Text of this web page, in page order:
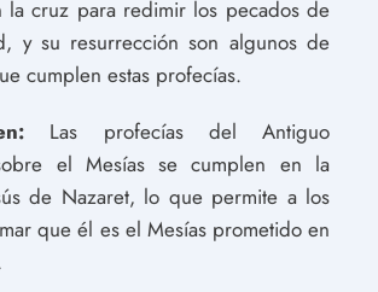
la cruz para redimir los pecados de
y su resurrección son algunos de
cumplen estas profecías.
Las profecías del Antiguo
el Mesías se cumplen en la
de Nazaret, lo que permite a los
que él es el Mesías prometido en